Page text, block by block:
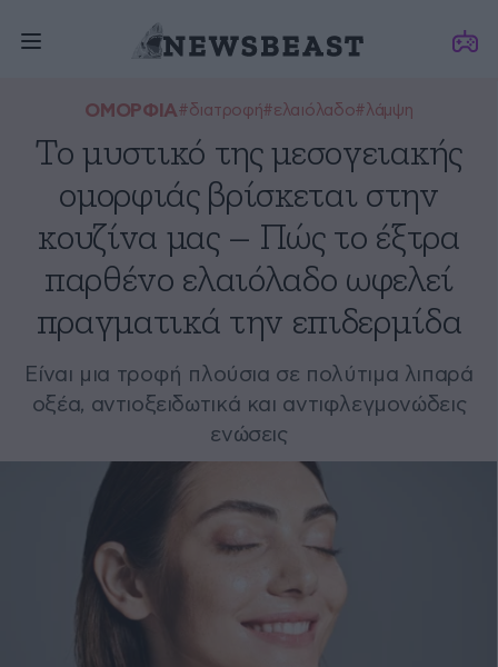
ΟΜΟΡΦΙΑ#διατροφή#ελαιόλαδο#λάμψη
Το μυστικό της μεσογειακής
ομορφιάς βρίσκεται στην
κουζίνα μας – Πώς το έξτρα
παρθένο ελαιόλαδο ωφελεί
πραγματικά την επιδερμίδα
Είναι μια τροφή πλούσια σε πολύτιμα λιπαρά
οξέα, αντιοξειδωτικά και αντιφλεγμονώδεις
ενώσεις